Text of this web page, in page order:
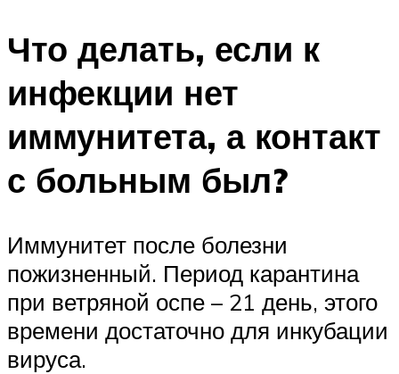
Что делать, если к
инфекции нет
иммунитета, а контакт
с больным был?
Иммунитет после болезни
пожизненный. Период карантина
при ветряной оспе – 21 день, этого
времени достаточно для инкубации
вируса.